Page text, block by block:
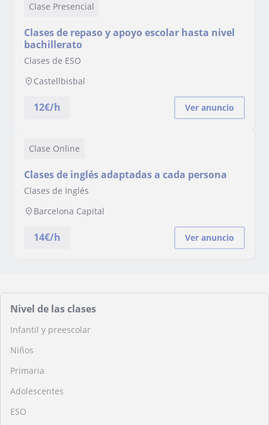
Clase Presencial
Clases de repaso y apoyo escolar hasta nivel
bachillerato
Clases de ESO
Castellbisbal
12€/h Ver anuncio
Clase Online
Clases de inglés adaptadas a cada persona
Clases de Inglés
Barcelona Capital
14€/h Ver anuncio
Nivel de las clases
Infantil y preescolar
Niños
Primaria
Adolescentes
ESO